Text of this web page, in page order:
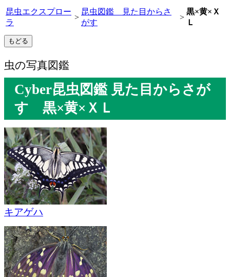
昆虫エクスプロー
ラ
>
昆虫図鑑 見た目からさ
がす
>
黒×黄×Ｘ
Ｌ
虫の写真図鑑
Cyber昆虫図鑑 見た目からさが
す 黒×黄×ＸＬ
キアゲハ